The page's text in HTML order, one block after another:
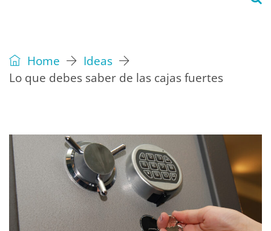
Home
Ideas
Lo que debes saber de las cajas fuertes